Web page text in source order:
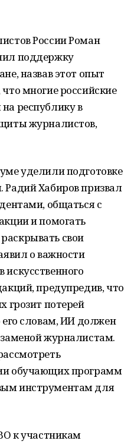
России Роман
поддержку
назвав этот опыт
многие российские
республику в
журналистов,
уделили подготовке
Хабиров призвал
общаться с
и помогать
свои
о важности
предупредив, что
грозит потерей
словам, ИИ должен
журналистам.
обучающих программ
инструментам для
к участникам